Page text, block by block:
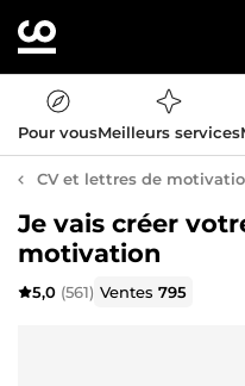
Pour vousMeilleurs services
CV et lettres de
Je vais créer
motivation
5,0 (561) Ventes795